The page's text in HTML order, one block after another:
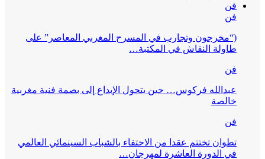
فن
فن
(“مخرجون وتجارب في المسرح المغربي المعاصر” على
طاولة النقاش في المكتبة…
فن
عبدالله فركوس… حين يتحول الإبداع إلى بصمة فنية مغربية
خالصة
فن
تطوان تختتم عقدا من الاحتفاء بالشباب السينمائي العالمي
في الدورة العاشرة لمهرجان…